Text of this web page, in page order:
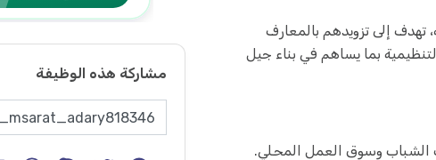
تهدف إلى تزويدهم بالمعارف
بما يساهم في بناء جيل
الشباب وسوق العمل المحلي.
مشاركة هذه الوظيفة